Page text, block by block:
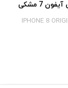
IPHONE 8